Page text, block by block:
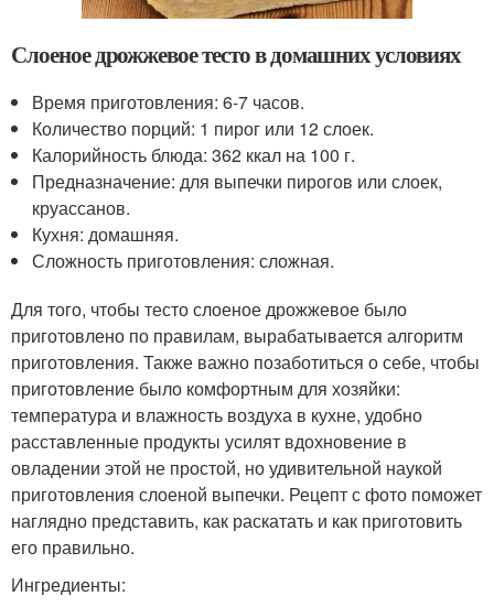
Слоеное дрожжевое тесто в домашних условиях
Время приготовления: 6-7 часов.
Количество порций: 1 пирог или 12 слоек.
Калорийность блюда: 362 ккал на 100 г.
Предназначение: для выпечки пирогов или слоек,
круассанов.
Кухня: домашняя.
Сложность приготовления: сложная.
Для того, чтобы тесто слоеное дрожжевое было
приготовлено по правилам, вырабатывается алгоритм
приготовления. Также важно позаботиться о себе, чтобы
приготовление было комфортным для хозяйки:
температура и влажность воздуха в кухне, удобно
расставленные продукты усилят вдохновение в
овладении этой не простой, но удивительной наукой
приготовления слоеной выпечки. Рецепт с фото поможет
наглядно представить, как раскатать и как приготовить
его правильно.
Ингредиенты: